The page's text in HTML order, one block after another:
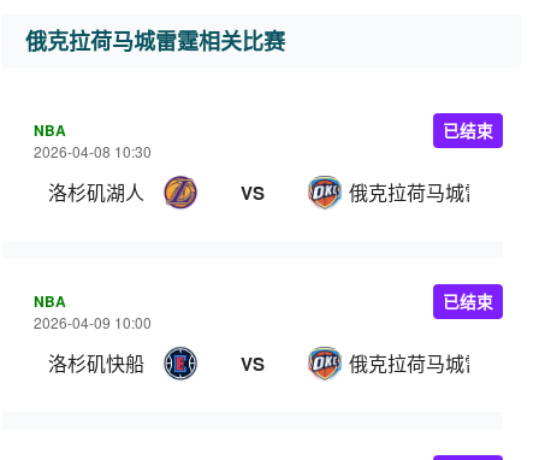
俄克拉荷马城雷霆相关比赛
NBA
2026-04-08 10:30
洛杉矶湖人 VS 俄克拉荷马城雷霆
已结束
NBA
2026-04-09 10:00
洛杉矶快船 VS 俄克拉荷马城雷霆
已结束